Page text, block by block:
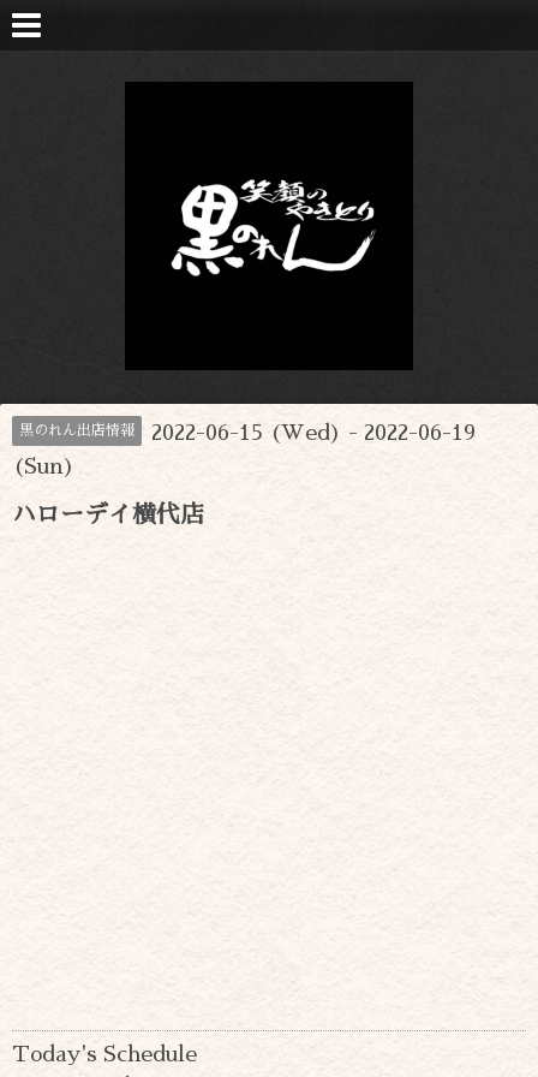
黒のれん出店情報
2022-06-15 (Wed) - 2022-06-19
(Sun)
ハローデイ横代店
Today's Schedule